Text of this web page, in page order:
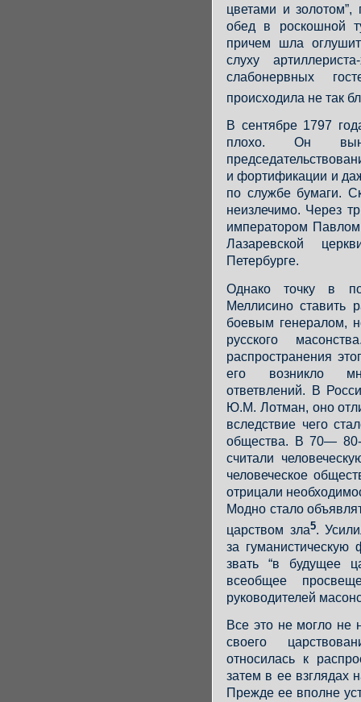
цветами и золотом”,
обед в роскошной
причем шла
слуху
слабонервных
происходила не так
В сентябре 1797
плохо. Он
и фортификации и
по службе бумаги.
неизлечимо. Через
императором
Лазаревской
Петербурге.
Однако точку в
Меллисино ставить
боевым генералом,
русского
распространения
его возникло
ответвлений. В
Ю.М. Лотман, оно
вследствие чего
общества. В 70—
считали
человеческое
отрицали
Модно стало
царством зла5.
за
звать “в будущее
всеобщее
руководителей
Все это не могло не
своего
относилась к
затем в ее взглядах
Прежде ее вполне